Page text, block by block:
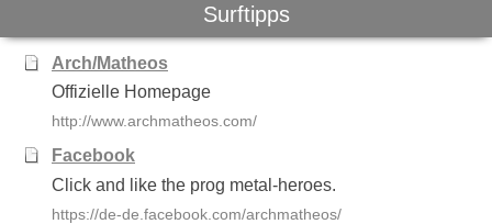
Surftipps
Arch/Matheos
Offizielle Homepage
http://www.archmatheos.com/
Facebook
Click and like the prog metal-heroes.
https://de-de.facebook.com/archmatheos/